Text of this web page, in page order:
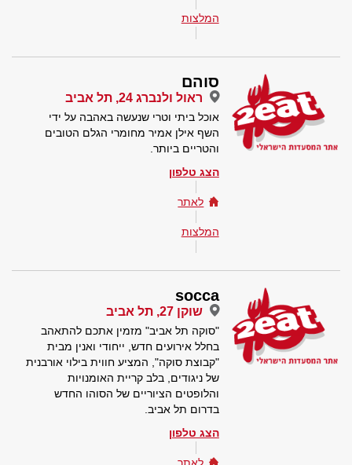
המלצות
סוהם
ראול ולנברג 24, תל אביב
אוכל ביתי וטרי שנעשה באהבה על ידי
השף אילן אמיר מחומרי הגלם הטובים
והטריים ביותר.
הצג טלפון
לאתר
המלצות
socca
שוקן 27, תל אביב
"סוקה תל אביב" מזמין אתכם להתאהב
בחלל אירועים חדש, ייחודי ואנין מבית
"קבוצת סוקה", המציע חווית בילוי אורבנית
של ניגודים, בלב קריית האומנויות
והלופטים הציוריים של הסוהו החדש
בדרום תל אביב.
הצג טלפון